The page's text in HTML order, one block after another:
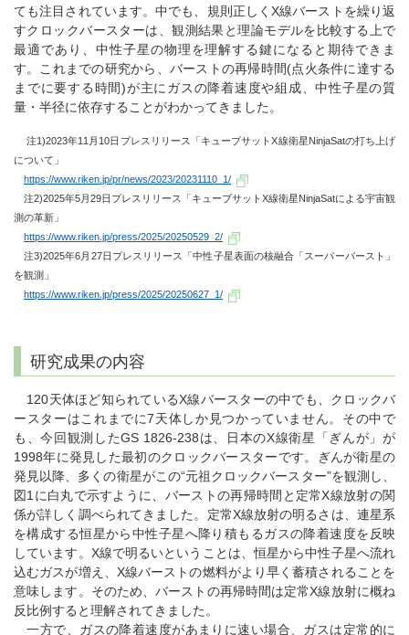
ても注目されています。中でも、規則正しくX線バーストを繰り返
すクロックバースターは、観測結果と理論モデルを比較する上で
最適であり、中性子星の物理を理解する鍵になると期待できま
す。これまでの研究から、バーストの再帰時間(点火条件に達する
までに要する時間)が主にガスの降着速度や組成、中性子星の質
量・半径に依存することがわかってきました。
注1)2023年11月10日プレスリリース「キューブサットX線衛星NinjaSatの打ち上げ
について」
https://www.riken.jp/pr/news/2023/20231110_1/
注2)2025年5月29日プレスリリース「キューブサットX線衛星NinjaSatによる宇宙観
測の革新」
https://www.riken.jp/press/2025/20250529_2/
注3)2025年6月27日プレスリリース「中性子星表面の核融合「スーパーバースト」
を観測」
https://www.riken.jp/press/2025/20250627_1/
研究成果の内容
120天体ほど知られているX線バースターの中でも、クロックバ
ースターはこれまでに7天体しか見つかっていません。その中で
も、今回観測したGS 1826-238は、日本のX線衛星「ぎんが」が
1998年に発見した最初のクロックバースターです。ぎんが衛星の
発見以降、多くの衛星がこの“元祖クロックバースター”を観測し、
図1に白丸で示すように、バーストの再帰時間と定常X線放射の関
係が詳しく調べられてきました。定常X線放射の明るさは、連星系
を構成する恒星から中性子星へ降り積もるガスの降着速度を反映
しています。X線で明るいということは、恒星から中性子星へ流れ
込むガスが増え、X線バーストの燃料がより早く蓄積されることを
意味します。そのため、バーストの再帰時間は定常X線放射に概ね
反比例すると理解されてきました。
一方で、ガスの降着速度があまりに速い場合、ガスは定常的に